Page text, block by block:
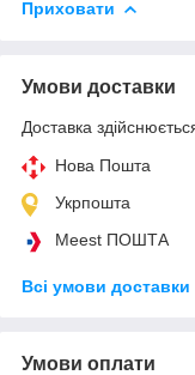
Приховати
Умови доставки
Доставка
Нова Пошта
Укрпошта
Meest ПОШТА
Всі умови доставки
Умови оплати